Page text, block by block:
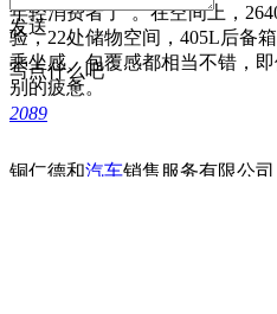
年轻消费者了”。在空间上，
验，22处储物空间，405L后备
乘坐感、包覆感都相当不错，
别的疲惫。
发送
写点什么吧
2089